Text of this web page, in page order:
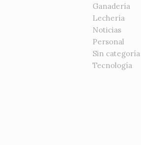
Ganadería
Lechería
Noticias
Personal
Sin categoría
Tecnología